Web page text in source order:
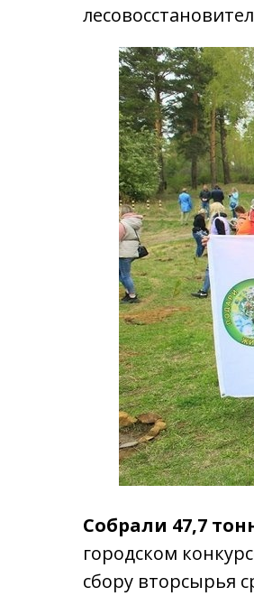
Собрали 47,7
городском
сбору вторсырья